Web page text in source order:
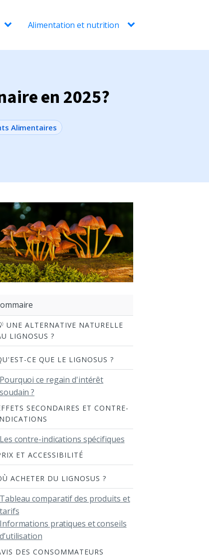
Alimentation et nutrition
en 2025?
Alimentaires
UNE ALTERNATIVE NATURELLE
LIGNOSUS ?
CE QUE LE LIGNOSUS ?
Pourquoi ce regain d'intérêt
soudain ?
SECONDAIRES ET CONTRE-
Les contre-indications spécifiques
ET ACCESSIBILITÉ
ACHETER DU LIGNOSUS ?
Tableau comparatif des produits et
tarifs
Informations pratiques et conseils
d’utilisation
DES CONSOMMATEURS